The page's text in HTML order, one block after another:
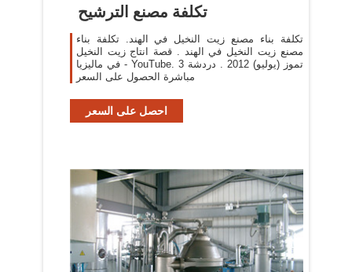
تكلفة مصنع الترشيح
تكلفة بناء مصنع زيت النخيل في الهند. تكلفة بناء
مصنع زيت النخيل في الهند . قصة انتاج زيت النخيل
في ماليزيا - YouTube. 3 تموز (يوليو) 2012 . دردشة
مباشرة الحصول على السعر
احصل على السعر